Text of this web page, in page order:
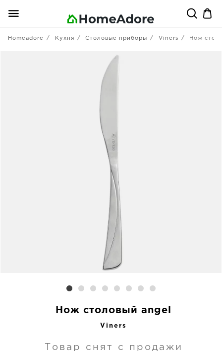
Homeadore Кухня Столовые приборы Viners Нож
Нож столовый angel
Viners
Товар снят с продажи